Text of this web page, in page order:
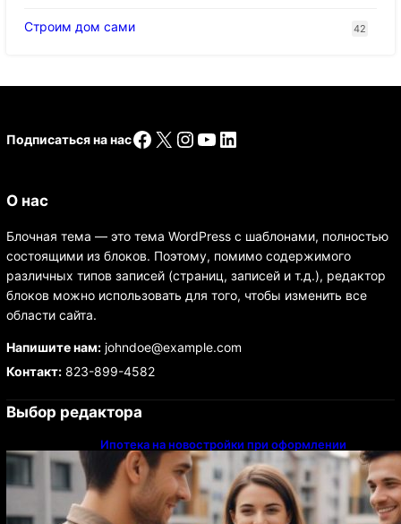
Строим дом сами 42
Подписаться на насFacebook
X Instagram
YouTube
LinkedIn
О нас
Блочная тема — это тема WordPress с шаблонами, полностью
состоящими из блоков. Поэтому, помимо содержимого
различных типов записей (страниц, записей и т.д.), редактор
блоков можно использовать для того, чтобы изменить все
области сайта.
Напишите нам:johndoe@example.com
Контакт:823-899-4582
Выбор редактора
Ипотека на новостройки при оформлении
напрямую у застройщика